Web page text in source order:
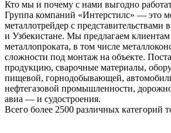
Кто мы и почему с нами выгодно
Группа компаний «Интерстилс» — это
металлотрейдер с представительствами
и Узбекистане. Мы предлагаем
металлопроката, в том числе
сложности под монтаж на объекте.
продукцию, сварочные материалы,
пищевой, горнодобывающей,
нефтегазовой промышленности,
авиа — и судостроения.
Всего более 2500 различных категорий